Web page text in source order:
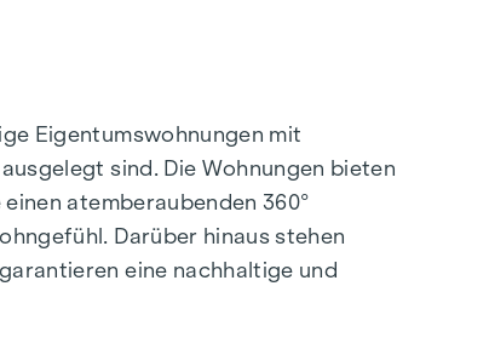
Eigentumswohnungen mit
sind. Die Wohnungen bieten
atemberaubenden 360°
Darüber hinaus stehen
eine nachhaltige und